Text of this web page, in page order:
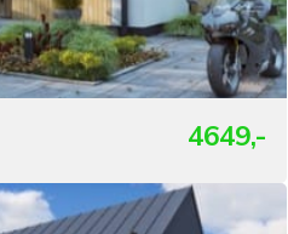
4649,-